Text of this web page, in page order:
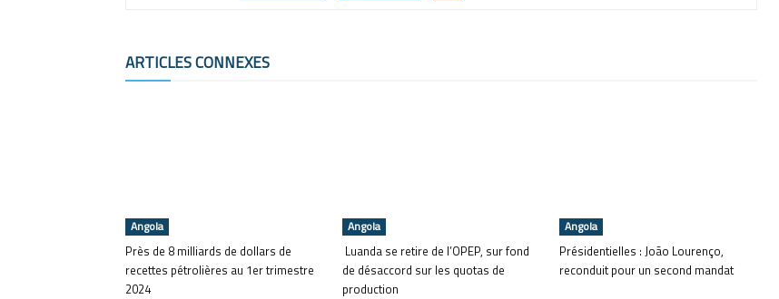
ARTICLES CONNEXES
Angola
Près de 8 milliards de dollars de
recettes pétrolières au 1er trimestre
2024
Angola
Luanda se retire de l’OPEP, sur fond
de désaccord sur les quotas de
production
Angola
Présidentielles : João Lourenço,
reconduit pour un second mandat